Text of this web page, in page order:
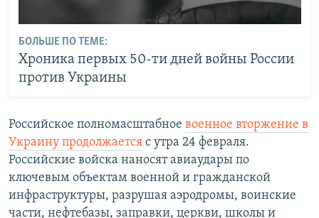
БОЛЬШЕ ПО ТЕМЕ:
Хроника первых 50-ти дней войны России
против Украины
Российское полномасштабное военное вторжение в
Украину продолжается с утра 24 февраля.
Российские войска наносят авиаудары по
ключевым объектам военной и гражданской
инфраструктуры, разрушая аэродромы, воинские
части, нефтебазы, заправки, церкви, школы и